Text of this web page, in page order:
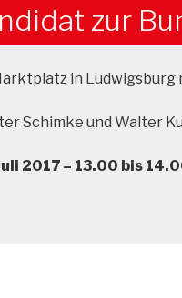
zur
in
Schimke und Walter
2017 – 13.00 bis